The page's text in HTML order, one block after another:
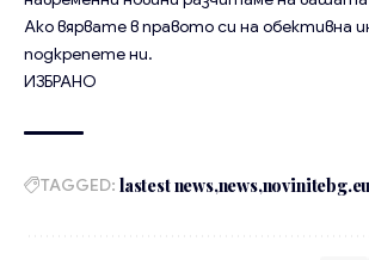
Ако вярвате в правото си на обективна
подкрепете ни.
ИЗБРАНО
TAGGED: lastest news news novinitebg.eu